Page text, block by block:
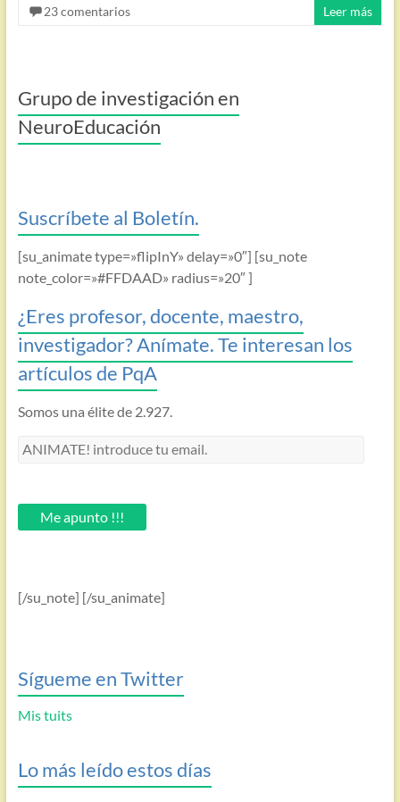
23 comentarios
Leer más
Grupo de investigación en
NeuroEducación
Suscríbete al Boletín.
[su_animate type=»flipInY» delay=»0″] [su_note
note_color=»#FFDAAD» radius=»20″ ]
¿Eres profesor, docente, maestro,
investigador? Anímate. Te interesan los
artículos de PqA
Somos una élite de 2.927.
ANIMATE!
email.Me apunto !!!
[/su_note] [/su_animate]
Sígueme en Twitter
Mis tuits
Lo más leído estos días